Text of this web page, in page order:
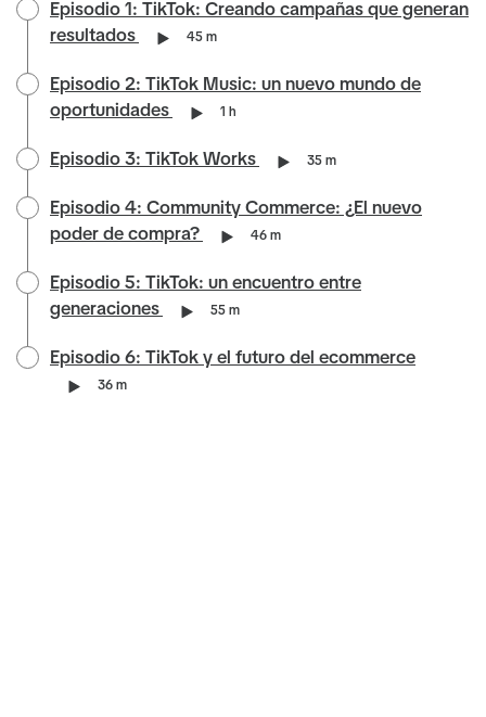
Episodio 1: TikTok: Creando campañas que generan
resultados
45 m
Episodio 2: TikTok Music: un nuevo mundo de
oportunidades
1 h
Episodio 3: TikTok Works 35 m
Episodio 4: Community Commerce: ¿El nuevo
poder de compra?
46 m
Episodio 5: TikTok: un encuentro entre
generaciones
55 m
Episodio 6: TikTok y el futuro del ecommerce
36 m